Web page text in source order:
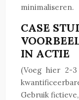
minimaliseren.
CASE
IN ACTIE
(Voeg hier 2-
Gebruik